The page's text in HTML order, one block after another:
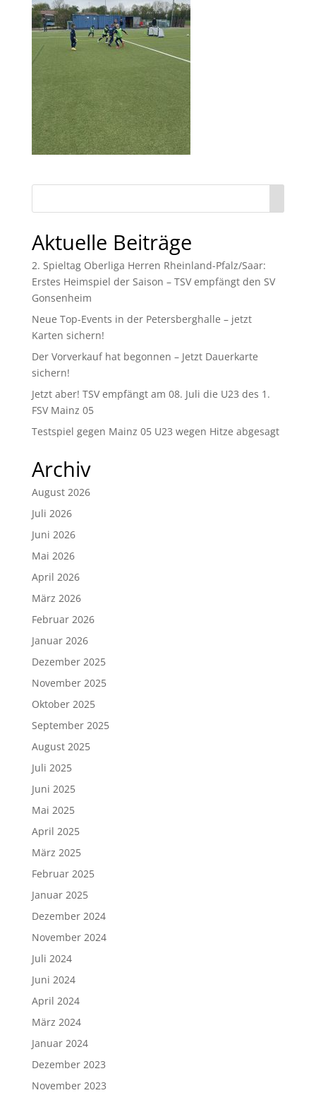
Aktuelle Beiträge
2. Spieltag Oberliga Herren Rheinland-Pfalz/Saar:
Erstes Heimspiel der Saison – TSV empfängt den SV
Gonsenheim
Neue Top-Events in der Petersberghalle – jetzt
Karten sichern!
Der Vorverkauf hat begonnen – Jetzt Dauerkarte
sichern!
Jetzt aber! TSV empfängt am 08. Juli die U23 des 1.
FSV Mainz 05
Testspiel gegen Mainz 05 U23 wegen Hitze abgesagt
Archiv
August 2026
Juli 2026
Juni 2026
Mai 2026
April 2026
März 2026
Februar 2026
Januar 2026
Dezember 2025
November 2025
Oktober 2025
September 2025
August 2025
Juli 2025
Juni 2025
Mai 2025
April 2025
März 2025
Februar 2025
Januar 2025
Dezember 2024
November 2024
Juli 2024
Juni 2024
April 2024
März 2024
Januar 2024
Dezember 2023
November 2023